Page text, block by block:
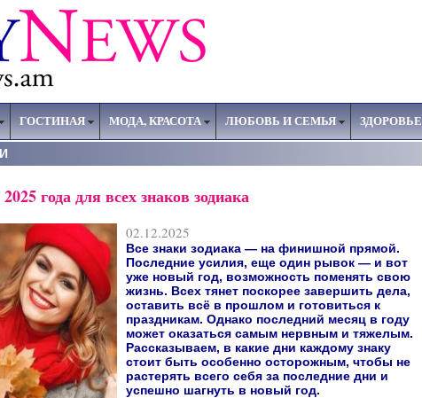
ГОСТИНАЯ МОДА, КРАСОТА ЛЮБОВЬ И СЕМЬЯ ЗДОРОВЬЕ
года для всех знаков зодиака
02.12.2025
Все знаки зодиака — на финишной прямой.
Последние усилия, еще один рывок — и вот
уже новый год, возможность поменять свою
жизнь. Всех тянет поскорее завершить дела,
оставить всё в прошлом и готовиться к
праздникам. Однако последний месяц в году
может оказаться самым нервным и тяжелым.
Рассказываем, в какие дни каждому знаку
стоит быть особенно осторожным, чтобы не
растерять всего себя за последние дни и
успешно шагнуть в новый год.